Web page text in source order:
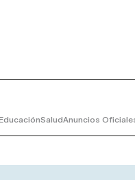
SaludAnuncios